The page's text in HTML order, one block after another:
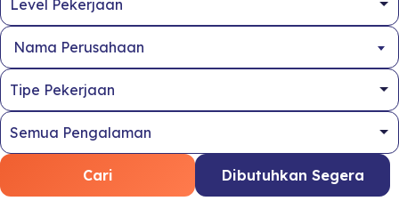
Nama Perusahaan
Cari Dibutuhkan Segera